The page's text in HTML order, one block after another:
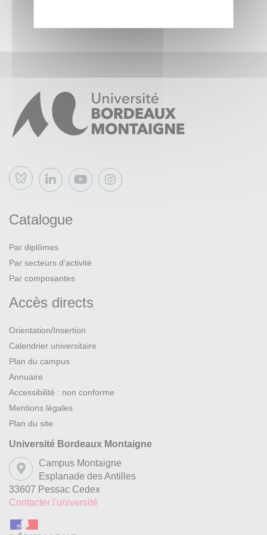
Bluesky
Catalogue
Par diplômes
Par secteurs d’activité
Par composantes
Accès directs
Orientation/Insertion
Calendrier universitaire
Plan du campus
Annuaire
Accessibilité : non conforme
Mentions légales
Plan du site
Université Bordeaux Montaigne
Campus Montaigne
Esplanade des Antilles
33607 Pessac Cedex
Contacter l'université